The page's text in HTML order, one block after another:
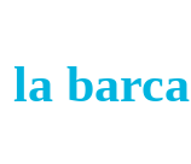
la barca